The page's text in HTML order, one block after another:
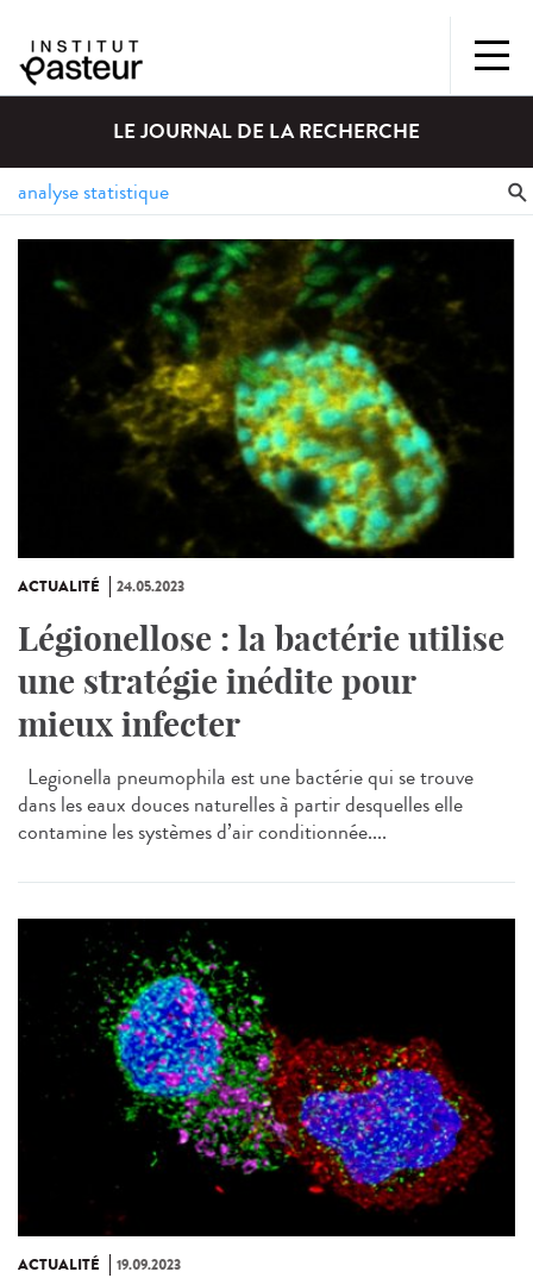
LE JOURNAL DE LA RECHERCHE
ACTUALITÉ 24.05.2023
Légionellose : la bactérie utilise
une stratégie inédite pour
mieux infecter
Legionella pneumophila est une bactérie qui se trouve
dans les eaux douces naturelles à partir desquelles elle
contamine les systèmes d’air conditionnée....
ACTUALITÉ 19.09.2023